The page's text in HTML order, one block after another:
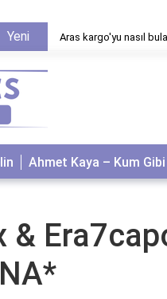
Yeni Aras kargo'yu nasıl
Ahmet Kaya – Kum Gibi
&